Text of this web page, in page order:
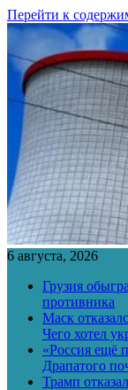
Перейти к
6 августа, 2026
Грузия
противника
Маск
Чего хотел
«Россия ещё
Драпатого
Трамп